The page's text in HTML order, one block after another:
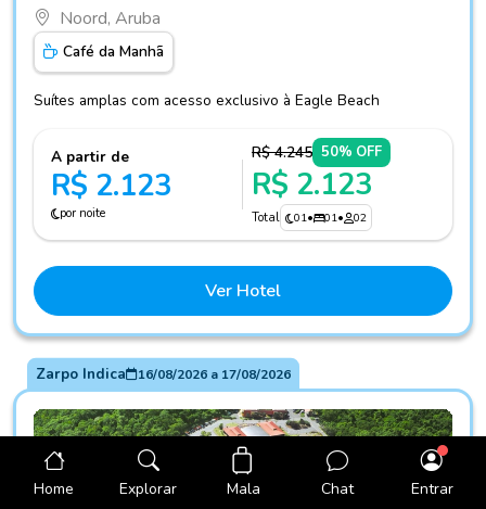
Noord, Aruba
Café da Manhã
Suítes amplas com acesso exclusivo à Eagle Beach
A partir de
R$ 2.123
por noite
R$ 4.245 50% OFF
R$ 2.123
Total 01• 01• 02
Ver Hotel
Zarpo Indica 16/08/2026a 17/08/2026
Home Explorar Mala Chat Entrar